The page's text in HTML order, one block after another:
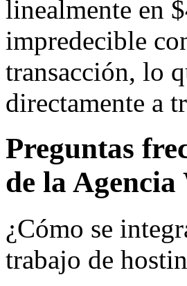
linealmente en
impredecible
transacción, lo
directamente a
Preguntas
de la Agencia
¿Cómo se
trabajo de